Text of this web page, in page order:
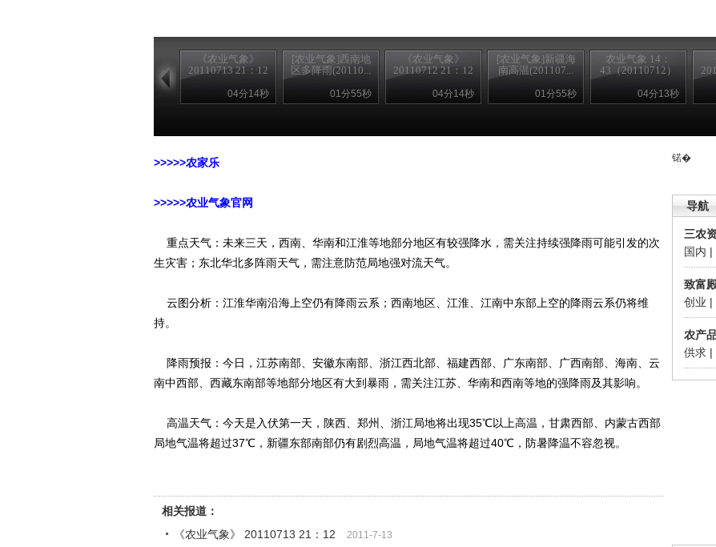
《农业气象》
20110713 21：12
04分14秒
[农业气象]西南地
区多降雨(20110...
01分55秒
《农业气象》
20110712 21：12
04分14秒
[农业气象]新疆海
南高温(201107...
01分55秒
农业气象 14：
43（20110712）
04分13秒
锘�
导航
三农
国内 |
致富
创业 |
农产
供求 |
>>>>>农家乐
>>>>>农业气象官网
重点天气：未来三天，西南、华南和江淮等地部分地区有较强降水，需关注持续强降雨可能引发的次
生灾害；东北华北多阵雨天气，需注意防范局地强对流天气。
云图分析：江淮华南沿海上空仍有降雨云系；西南地区、江淮、江南中东部上空的降雨云系仍将维
持。
降雨预报：今日，江苏南部、安徽东南部、浙江西北部、福建西部、广东南部、广西南部、海南、云
南中西部、西藏东南部等地部分地区有大到暴雨，需关注江苏、华南和西南等地的强降雨及其影响。
高温天气：今天是入伏第一天，陕西、郑州、浙江局地将出现35℃以上高温，甘肃西部、内蒙古西部
局地气温将超过37℃，新疆东部南部仍有剧烈高温，局地气温将超过40℃，防暑降温不容忽视。
相关报道：
《农业气象》 20110713 21：12
2011-7-13